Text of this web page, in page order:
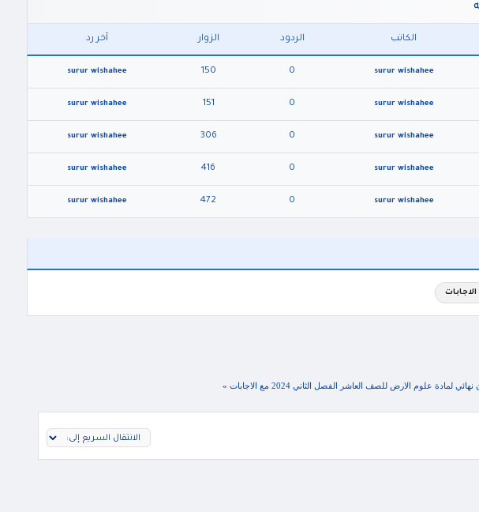
الكاتب الردود الزوار آخر رد
surur wishahee
0
150
surur wishahee
surur wishahee
0
151
surur wishahee
surur wishahee
0
306
surur wishahee
surur wishahee
0
416
surur wishahee
surur wishahee
0
472
surur wishahee
الاجابات
»